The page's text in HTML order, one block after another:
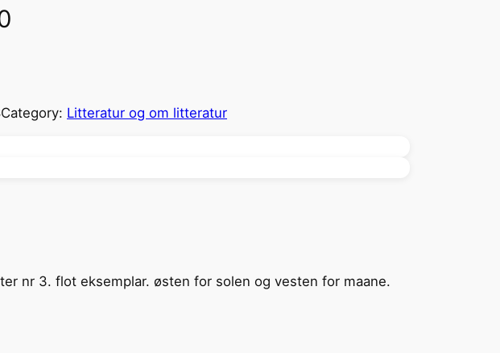
Category: Litteratur og om litteratur
nr 3. flot eksemplar. østen for solen og vesten for maane.